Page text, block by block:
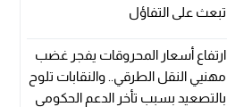
تبعث على التفاؤل
ارتفاع أسعار المحروقات يفجر غضب
مهنيي النقل الطرقي.. والنقابات تلوح
بالتصعيد بسبب تأخر الدعم الحكومي